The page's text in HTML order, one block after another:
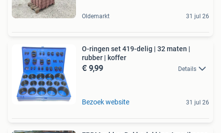
Oldemarkt 31 jul 26
O-ringen set 419-delig | 32 maten |
rubber | koffer
€ 9,99 Details
Bezoek website 31 jul 26